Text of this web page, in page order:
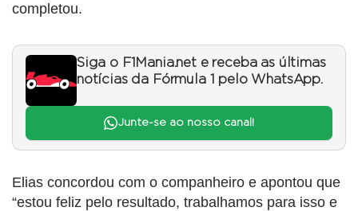
completou.
Siga o F1Mania.net e receba as últimas
notícias da Fórmula 1 pelo WhatsApp.
Junte-se ao nosso canal!
Elias concordou com o companheiro e apontou que
“estou feliz pelo resultado, trabalhamos para isso e